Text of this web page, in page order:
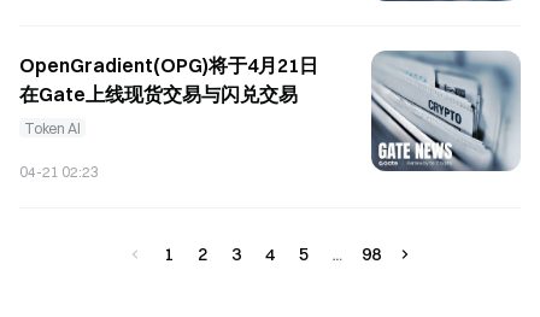
OpenGradient(OPG)将于4月21日
在Gate上线现货交易与闪兑交易
Token AI
04-21 02:23
1 2 3 4 5 98